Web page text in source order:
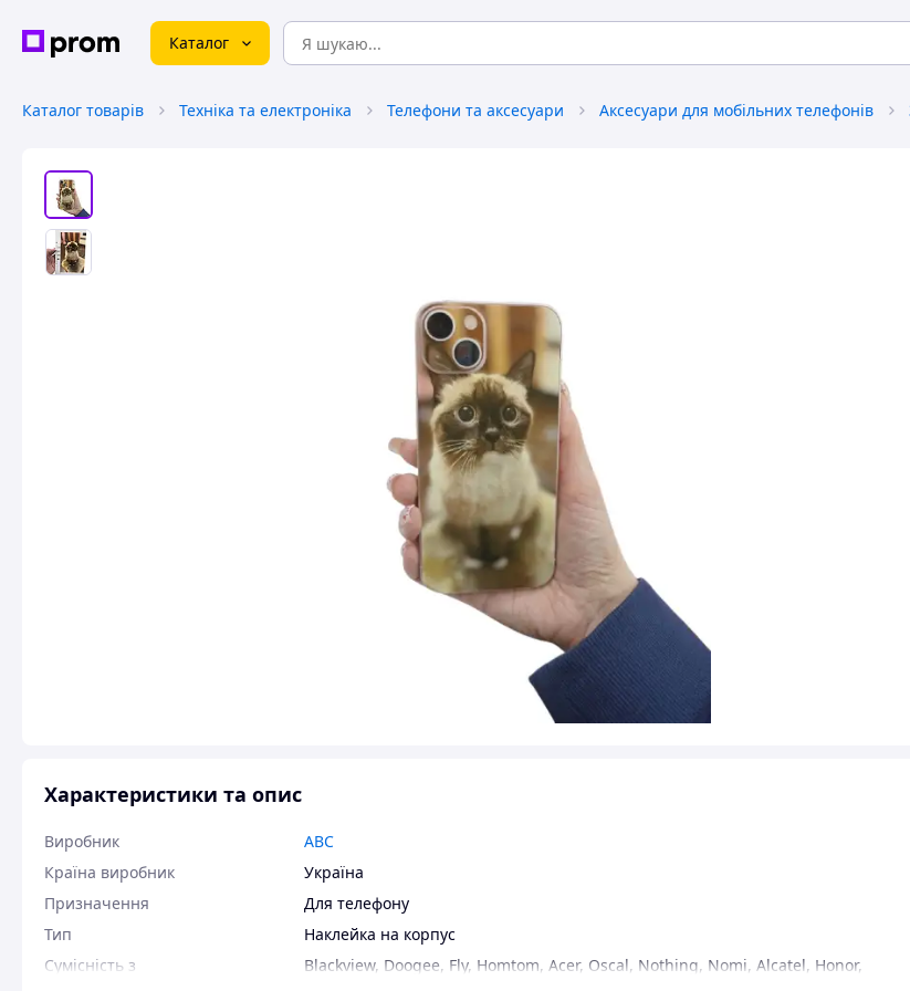
Каталог
Каталог товарів Техніка та електроніка Телефони та аксесуари Аксесуари для мобільних телефонів
Характеристики та опис
Виробник
ABC
Країна виробник
Україна
Призначення
Для телефону
Тип
Наклейка на корпус
Сумісність з
Blackview, Doogee, Fly, Homtom, Acer, Oscal, Nothing, Nomi, Alcatel, Honor,